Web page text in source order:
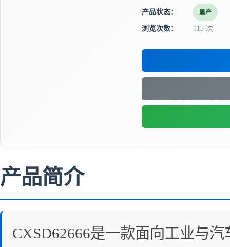
产品状态： 量产
浏览次数： 115 次
产品简介
CXSD62666是一款面向工业与